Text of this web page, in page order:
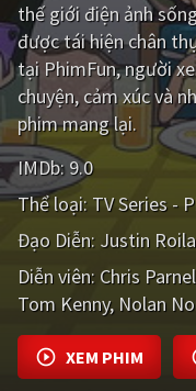
Viễn Tây
GameShow
QUỐC GIA
Âu - Mỹ
Hàn Quốc
Ấn Độ
Tổng hợp
CẬP NHẬT
thế giới điện ảnh
được tái hiện chân
tại PhimFun, người
chuyện, cảm xúc và
phim mang lại.
IMDb: 9.0
Thể loại: TV Series -
Đạo Diễn: Justin
Diễn viên: Chris
Tom Kenny Nolan
XEM PHIM